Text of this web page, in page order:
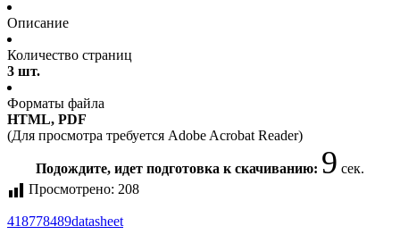
Описание
Количество страниц
3 шт.
Форматы файла
HTML, PDF
(Для просмотра требуется Adobe Acrobat Reader)
Подождите, идет подготовка к скачиванию: 9 сек.
Просмотрено: 208
418778489datasheet